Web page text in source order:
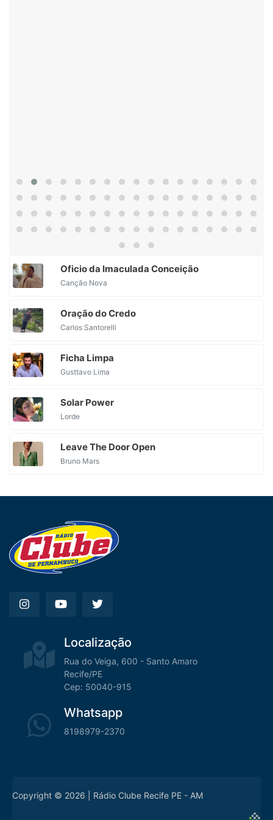
Oficio da Imaculada Conceição
Canção Nova
Oração do Credo
Carlos Santorelli
Ficha Limpa
Gusttavo Lima
Solar Power
Lorde
Leave The Door Open
Bruno Mars
Localização
Rua do Veiga, 600 - Santo Amaro
Recife/PE
Cep: 50040-915
Whatsapp
8198979-2370
Copyright © 2026 | Rádio Clube Recife PE - AM